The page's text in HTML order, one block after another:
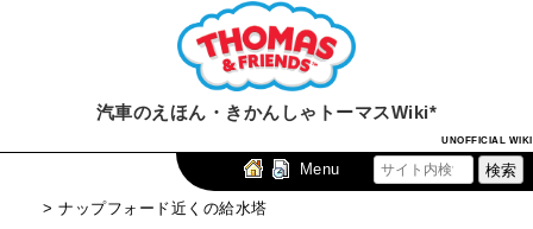
汽車のえほん・きかんしゃトーマスWiki*
UNOFFICIAL WIKI
Menu
> ナップフォード近くの給水塔